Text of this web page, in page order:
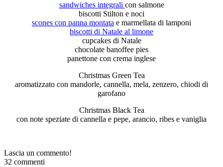
sandwiches integrali con salmone
biscotti Stilton e noci
scones con panna montata e marmellata di lamponi
biscotti di Natale al limone
cupcakes di Natale
chocolate banoffee pies
panettone con crema inglese
Christmas Green Tea
aromatizzato con mandorle, cannella, mela, zenzero, chiodi di
garofano
Christmas Black Tea
con note speziate di cannella e pepe, arancio, ribes e vaniglia
Lascia un commento!
32 commenti